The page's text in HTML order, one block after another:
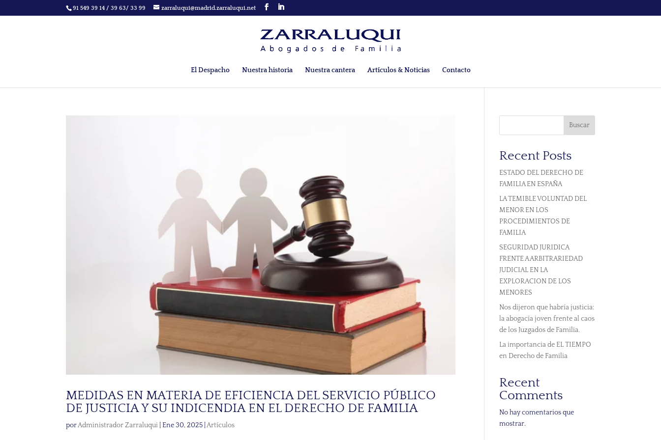
91 549 39 14 / 39 63/ 33 99 zarraluqui@madrid.zarraluqui.net
El Despacho Nuestra historia Nuestra cantera Artículos & Noticias Contacto
MEDIDAS EN MATERIA DE EFICIENCIA DEL SERVICIO PÚBLICO
DE JUSTICIA Y SU INDICENDIA EN EL DERECHO DE FAMILIA
porAdministrador Zarraluqui |Ene 30, 2025 |Artículos
Buscar
Recent Posts
ESTADO DEL DERECHO DE
FAMILIA EN ESPAÑA
LA TEMIBLE VOLUNTAD DEL
MENOR EN LOS
PROCEDIMIENTOS DE
FAMILIA
SEGURIDAD JURIDICA
FRENTE A ARBITRARIEDAD
JUDICIAL EN LA
EXPLORACION DE LOS
MENORES
Nos dijeron que habría justicia:
la abogacía joven frente al caos
de los Juzgados de Familia.
La importancia de EL TIEMPO
en Derecho de Familia
Recent
Comments
No hay comentarios que
mostrar.